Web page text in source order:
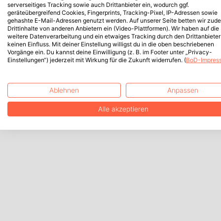
serverseitiges Tracking sowie auch Drittanbieter ein, wodurch ggf.
geräteübergreifend Cookies, Fingerprints, Tracking-Pixel, IP-Adressen sowie
gehashte E-Mail-Adressen genutzt werden. Auf unserer Seite betten wir
Drittinhalte von anderen Anbietern ein (Video-Plattformen). Wir haben auf die
weitere Datenverarbeitung und ein etwaiges Tracking durch den Drittanbieter
keinen Einfluss. Mit deiner Einstellung willigst du in die oben beschriebenen
Vorgänge ein. Du kannst deine Einwilligung (z. B. im Footer unter „Privacy-
Einstellungen“) jederzeit mit Wirkung für die Zukunft widerrufen. (BoD-
Ablehnen Anpassen
Alle akzeptieren